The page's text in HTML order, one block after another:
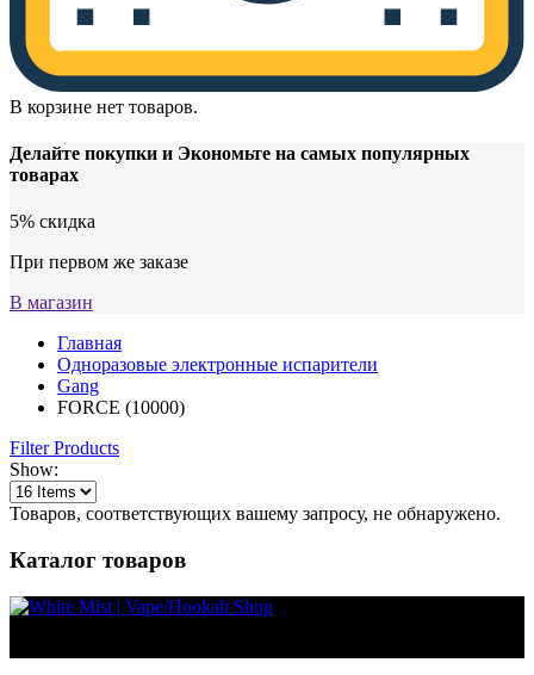
В корзине нет товаров.
Делайте покупки и Экономьте на самых популярных
товарах
5% скидка
При первом же заказе
В магазин
Главная
Одноразовые электронные испарители
Gang
FORCE (10000)
Filter Products
Show:
Товаров, соответствующих вашему запросу, не обнаружено.
Каталог товаров